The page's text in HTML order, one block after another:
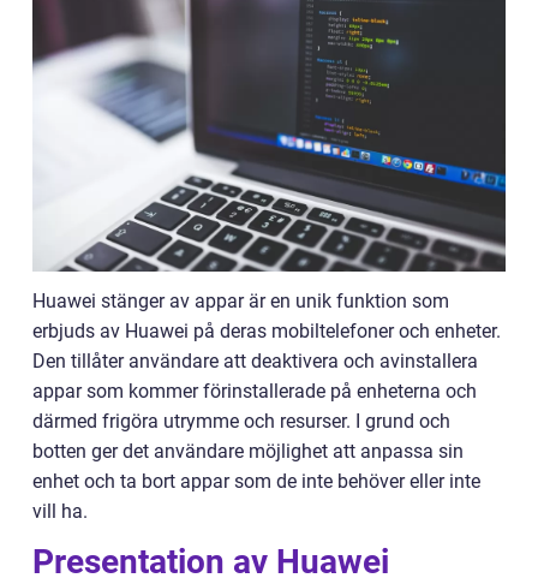
Huawei stänger av appar är en unik funktion som
erbjuds av Huawei på deras mobiltelefoner och enheter.
Den tillåter användare att deaktivera och avinstallera
appar som kommer förinstallerade på enheterna och
därmed frigöra utrymme och resurser. I grund och
botten ger det användare möjlighet att anpassa sin
enhet och ta bort appar som de inte behöver eller inte
vill ha.
Presentation av Huawei